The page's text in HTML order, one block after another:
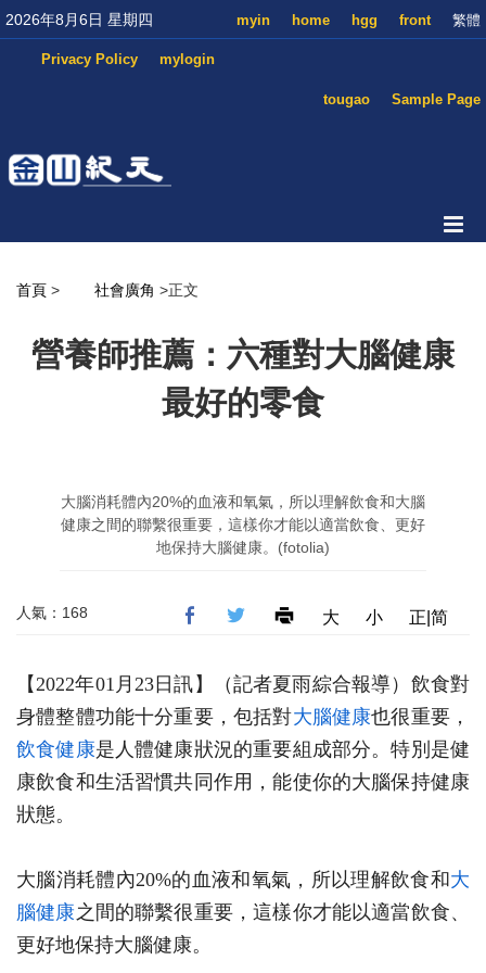
2026年8月6日 星期四 繁體
front
hgg
home
myin
mylogin
Privacy Policy
Sample Page
tougao
首頁 > 社會廣角 >正文
營養師推薦：六種對大腦健康
最好的零食
大腦消耗體內20%的血液和氧氣，所以理解飲食和大腦
健康之間的聯繫很重要，這樣你才能以適當飲食、更好
地保持大腦健康。(fotolia)
人氣：168 大 小 正|简
【2022年01月23日訊】（記者夏雨綜合報導）飲食對
身體整體功能十分重要，包括對大腦健康也很重要，
飲食健康是人體健康狀況的重要組成部分。特別是健
康飲食和生活習慣共同作用，能使你的大腦保持健康
狀態。
大腦消耗體內20%的血液和氧氣，所以理解飲食和大
腦健康之間的聯繫很重要，這樣你才能以適當飲食、
更好地保持大腦健康。